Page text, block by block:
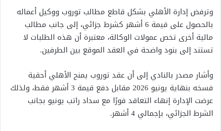
وترفض إدارة الأهلي بشكل قاطع مطالب توروب ووكيل أعماله
بالحصول على قيمة 6 أشهر كشرط جزائي، إلى جانب مطالب
مالية أخرى تخص عمولات الوكالة، معتبرة أن هذه الطلبات لا
تستند إلى بنود واضحة في العقد الموقع بين الطرفين.
وأشار مصدر بالنادي إلى أن عقد توروب يمنح الأهلي أحقية
فسخه بنهاية يونيو 2026 مقابل دفع قيمة 3 أشهر فقط، ولذلك
عرضت الإدارة إنهاء التعاقد فورًا مع سداد راتب يونيو بجانب
الشرط الجزائي، بإجمالي 4 أشهر.